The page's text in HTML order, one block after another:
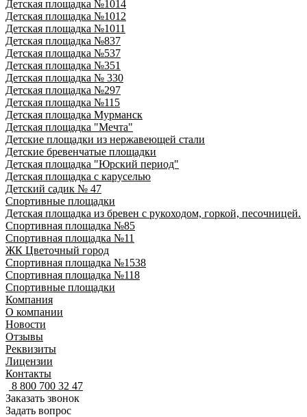
Детская площадка №1014
Детская площадка №1012
Детская площадка №1011
Детская площадка №837
Детская площадка №537
Детская площадка №351
Детская площадка № 330
Детская площадка №297
Детская площадка №115
Детская площадка Мурманск
Детская площадка "Мечта"
Детские площадки из нержавеющей стали
Детские бревенчатые площадки
Детская площадка "Юрский период"
Детская площадка с каруселью
Детский садик № 47
Спортивные площадки
Детская площадка из бревен с рукоходом, горкой, песочницей.
Спортивная площадка №85
Спортивная площадка №11
ЖК Цветочный город
Спортивная площадка №1538
Спортивная площадка №118
Спортивные площадки
Компания
О компании
Новости
Отзывы
Реквизиты
Лицензии
Контакты
8 800 700 32 47
Заказать звонок
Задать вопрос